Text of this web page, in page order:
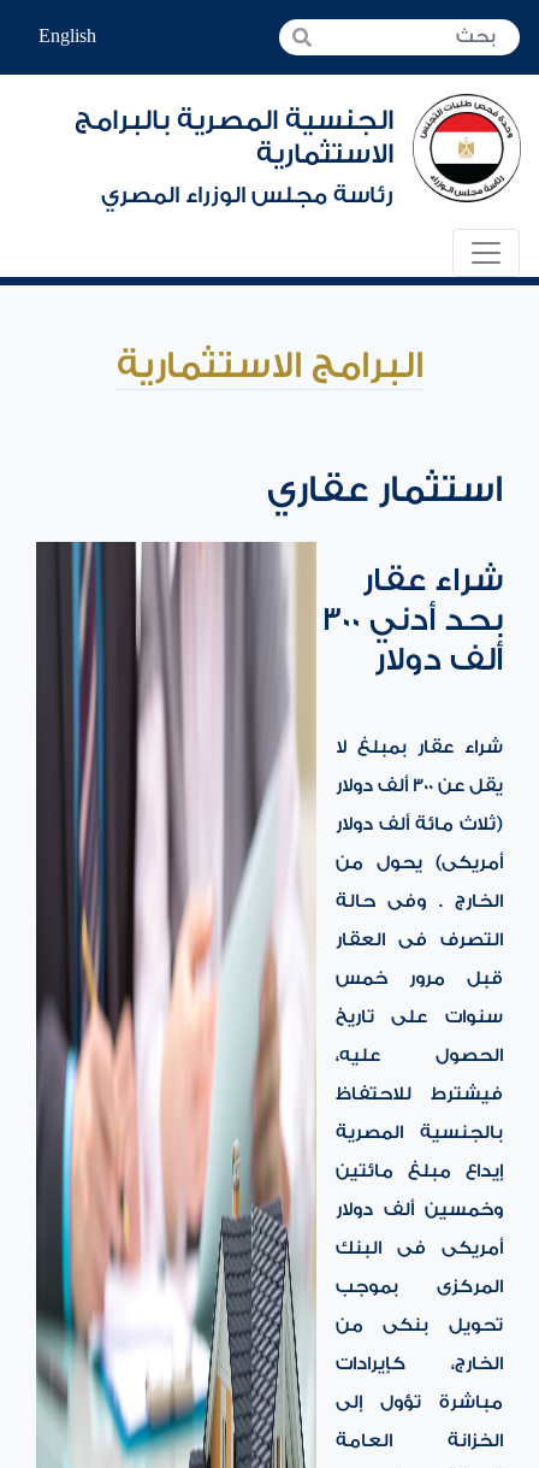
English
الجنسية المصرية بالبرامج
الاستثمارية
رئاسة مجلس الوزراء المصري
البرامج الاستثمارية
استثمار عقاري
شراء عقار
بحد أدني 300
ألف دولار
شراء عقار بمبلغ لا
يقل عن 300 ألف دولار
(ثلاث مائة ألف دولار
أمريكى) يحول من
الخارج . وفى حالة
التصرف فى العقار
قبل مرور خمس
سنوات على تاريخ
الحصول عليه،
فيشترط للاحتفاظ
بالجنسية المصرية
إيداع مبلغ مائتين
وخمسين ألف دولار
أمريكى فى البنك
المركزى بموجب
تحويل بنكى من
الخارج، كإيرادات
مباشرة تؤول إلى
الخزانة العامة